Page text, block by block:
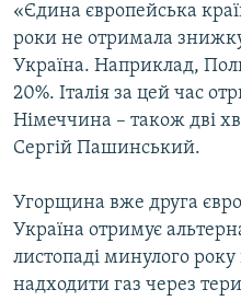
«Єдина європейська
роки не отримала знижку
Україна. Наприклад,
20%. Італія за цей час
Німеччина – також дві
Сергій Пашинський.
Угорщина вже друга
Україна отримує
листопаді минулого року
надходити газ через